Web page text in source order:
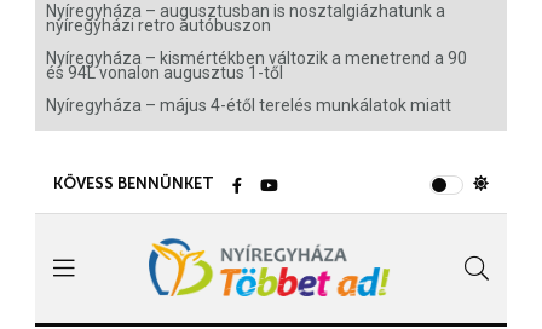
Nyíregyháza – augusztusban is nosztalgiázhatunk a
nyíregyházi retro autóbuszon
Nyíregyháza – kismértékben változik a menetrend a 90
és 94L vonalon augusztus 1-től
Nyíregyháza – május 4-étől terelés munkálatok miatt